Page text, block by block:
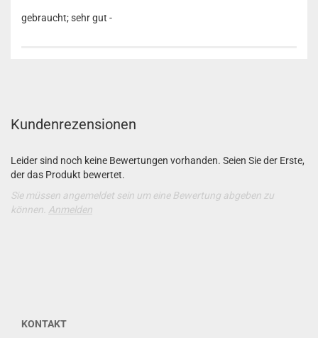
gebraucht; sehr gut -
Kundenrezensionen
Leider sind noch keine Bewertungen vorhanden. Seien Sie der Erste,
der das Produkt bewertet.
Sie müssen angemeldet sein um eine Bewertung abgeben zu
können. Anmelden
KONTAKT